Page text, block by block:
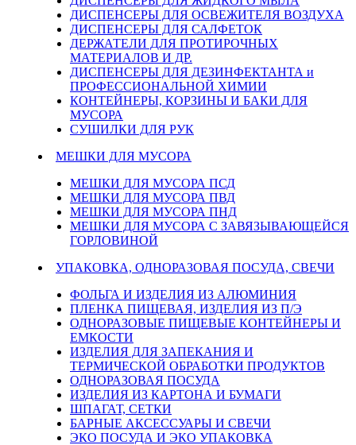
ДИСПЕНСЕРЫ ДЛЯ ОСВЕЖИТЕЛЯ ВОЗДУХА
ДИСПЕНСЕРЫ ДЛЯ САЛФЕТОК
ДЕРЖАТЕЛИ ДЛЯ ПРОТИРОЧНЫХ
МАТЕРИАЛОВ И ДР.
ДИСПЕНСЕРЫ ДЛЯ ДЕЗИНФЕКТАНТА и
ПРОФЕССИОНАЛЬНОЙ ХИМИИ
КОНТЕЙНЕРЫ, КОРЗИНЫ И БАКИ ДЛЯ
МУСОРА
СУШИЛКИ ДЛЯ РУК
МЕШКИ ДЛЯ МУСОРА
МЕШКИ ДЛЯ МУСОРА ПСД
МЕШКИ ДЛЯ МУСОРА ПВД
МЕШКИ ДЛЯ МУСОРА ПНД
МЕШКИ ДЛЯ МУСОРА С ЗАВЯЗЫВАЮЩЕЙСЯ
ГОРЛОВИНОЙ
УПАКОВКА, ОДНОРАЗОВАЯ ПОСУДА, СВЕЧИ
ФОЛЬГА И ИЗДЕЛИЯ ИЗ АЛЮМИНИЯ
ПЛЕНКА ПИЩЕВАЯ, ИЗДЕЛИЯ ИЗ П/Э
ОДНОРАЗОВЫЕ ПИЩЕВЫЕ КОНТЕЙНЕРЫ И
ЕМКОСТИ
ИЗДЕЛИЯ ДЛЯ ЗАПЕКАНИЯ И
ТЕРМИЧЕСКОЙ ОБРАБОТКИ ПРОДУКТОВ
ОДНОРАЗОВАЯ ПОСУДА
ИЗДЕЛИЯ ИЗ КАРТОНА И БУМАГИ
ШПАГАТ, СЕТКИ
БАРНЫЕ АКСЕССУАРЫ И СВЕЧИ
ЭКО ПОСУДА И ЭКО УПАКОВКА